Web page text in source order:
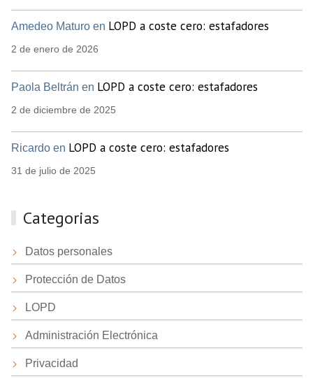
Amedeo Maturo en LOPD a coste cero: estafadores
2 de enero de 2026
Paola Beltrán en LOPD a coste cero: estafadores
2 de diciembre de 2025
Ricardo en LOPD a coste cero: estafadores
31 de julio de 2025
Categorias
Datos personales
Protección de Datos
LOPD
Administración Electrónica
Privacidad